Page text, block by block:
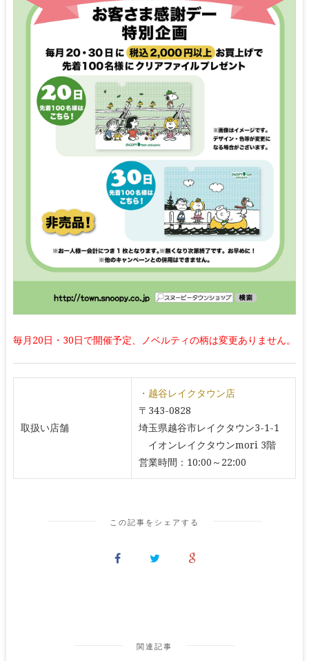
毎月20日・30日で開催予定、ノベルティの柄は変更ありません。
取扱い店舗
・越谷レイクタウン店
〒343-0828
埼玉県越谷市レイクタウン3-1-1
イオンレイクタウンmori 3階
営業時間：10:00～22:00
この記事をシェアする
関連記事